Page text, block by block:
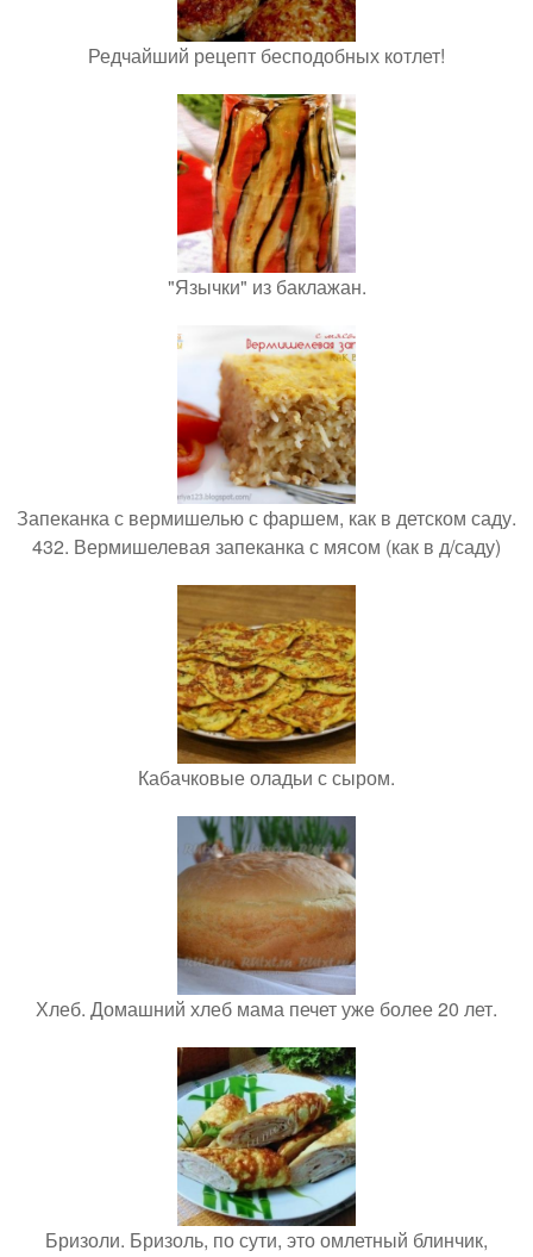
Редчайший рецепт бесподобных котлет!
"Язычки" из баклажан.
Запеканка с вермишелью с фаршем, как в детском саду.
432. Вермишелевая запеканка с мясом (как в д/саду)
Кабачковые оладьи с сыром.
Хлеб. Домашний хлеб мама печет уже более 20 лет.
Бризоли. Бризоль, по сути, это омлетный блинчик,